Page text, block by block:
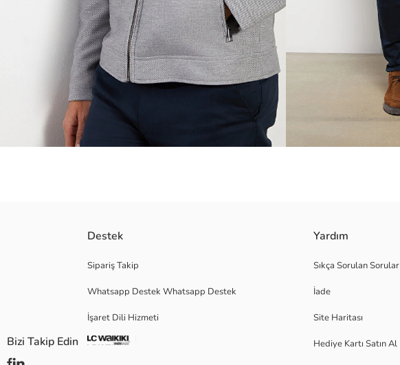
Menşei:
Satıcı:
Destek
Sipariş Takip
Whatsapp Destek Whatsapp Destek
İşaret Dili Hizmeti
Yardım
Sıkça Sorulan Sorular
İade
Site Haritası
Hediye Kartı Satın Al
Bizi Takip Edin